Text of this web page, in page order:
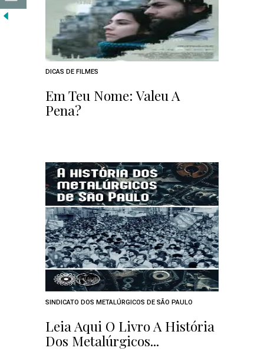
DICAS DE FILMES
Em Teu Nome: Valeu A
Pena?
SINDICATO DOS METALÚRGICOS DE SÃO PAULO
Leia Aqui O Livro A História
Dos Metalúrgicos...